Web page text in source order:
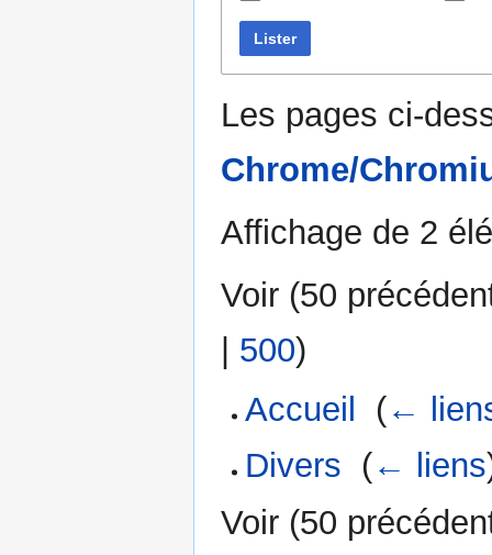
Lister
Les pages ci-
Chrome/
Affichage de 2
Voir (50
| 500)
Accueil
(←
Divers (← liens
Voir (50